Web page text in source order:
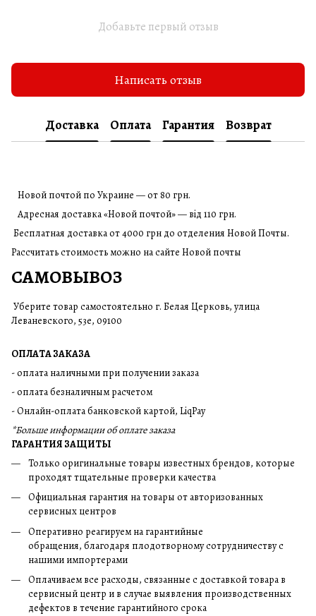
Добавьте первый отзыв
Написать отзыв
Доставка Оплата Гарантия Возврат
Новой почтой по Украине — от 80 грн.
Адресная доставка «Новой почтой» — від 110 грн.
Бесплатная доставка от 4000 грн до отделения Новой Почты.
Рассчитать стоимость можно на сайте Новой почты
САМОВЫВОЗ
Уберите товар самостоятельно г. Белая Церковь, улица
Леваневского, 53е, 09100
ОПЛАТА ЗАКАЗА
- оплата наличными при получении заказа
- оплата безналичным расчетом
- Онлайн-оплата банковской картой, LiqPay
*Больше информации об оплате заказа
ГАРАНТИЯ ЗАЩИТЫ
Только оригинальные товары известных брендов, которые
проходят тщательные проверки качества
Официальная гарантия на товары от авторизованных
сервисных центров
Оперативно реагируем на гарантийные
обращения, благодаря плодотворному сотрудничеству с
нашими импортерами
Оплачиваем все расходы, связанные с доставкой товара в
сервисный центр и в случае выявления производственных
дефектов в течение гарантийного срока